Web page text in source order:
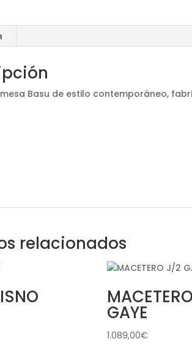
Basu de estilo contemporáneo,
relacionados
GAYE
1.089,00€